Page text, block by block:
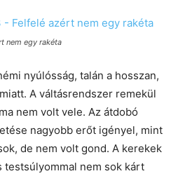
nem egy rakéta
nyúlósság, talán a hosszan,
A váltásrendszer remekül
nem volt vele. Az átdobó
nagyobb erőt igényel, mint
de nem volt gond. A kerekek
testsúlyommal nem sok kárt